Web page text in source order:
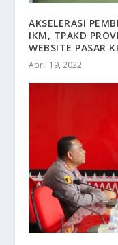
AKSELERASI
IKM, TPAKD
WEBSITE PASAR
April 19, 2022